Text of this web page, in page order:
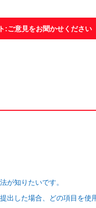
:ご意見をお聞かせください
が知りたいです。
出した場合、どの項目を使